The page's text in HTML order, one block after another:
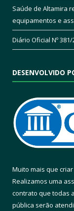
Saúde de Altamira
equipamentos e
Diário Oficial Nº
DESENVOLVIDO
Muito mais que
Realizamos uma
contrato que todas
pública serão